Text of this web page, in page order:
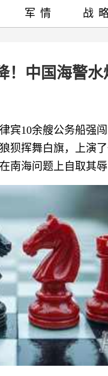
！中国海警
10余艘公务船强
挥舞白旗，上演了
南海问题上自取其辱
军情 战